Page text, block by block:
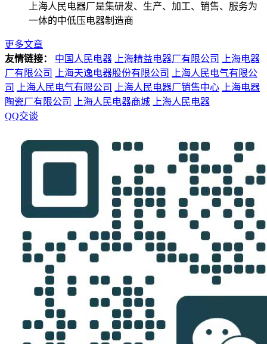
上海人民电器厂是集研发、生产、加工、销售、服务为
一体的中低压电器制造商
更多文章
友情链接：
中国人民电器 上海精益电器厂有限公司
上海电器
厂有限公司
上海天逸电器股份有限公司
上海人民电气有限公
司
上海人民电气有限公司 上海人民电器厂销售中心
上海电器
陶瓷厂有限公司
上海人民电器商城
上海人民电器
QQ交谈